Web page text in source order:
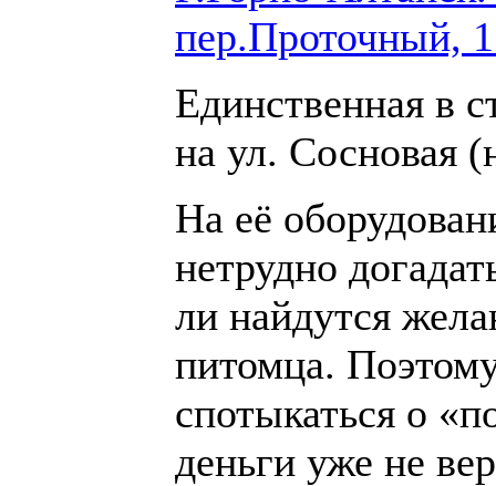
пер.Проточный,
Единственная в
на ул. Сосновая
На её
нетрудно
ли найдутся
питомца.
спотыкаться о
деньги уже не